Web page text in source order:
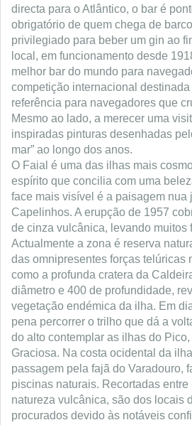
directa para o Atlântico, o bar é
obrigatório de quem chega de
privilegiado para beber um gin ao
local, em funcionamento desde
melhor bar do mundo para
competição internacional
referência para navegadores que
Mesmo ao lado, a merecer uma
inspiradas pinturas desenhadas
mar” ao longo dos anos.
O Faial é uma das ilhas mais
espírito que concilia com uma
face mais visível é a paisagem nua
Capelinhos. A erupção de 1957
de cinza vulcânica, levando muitos
Actualmente a zona é reserva
das omnipresentes forças telúricas
como a profunda cratera da
diâmetro e 400 de profundidade,
vegetação endémica da ilha. Em
pena percorrer o trilho que dá a
do alto contemplar as ilhas do
Graciosa. Na costa ocidental da
passagem pela fajã do Varadouro,
piscinas naturais. Recortadas
natureza vulcânica, são dos locais
procurados devido às notáveis